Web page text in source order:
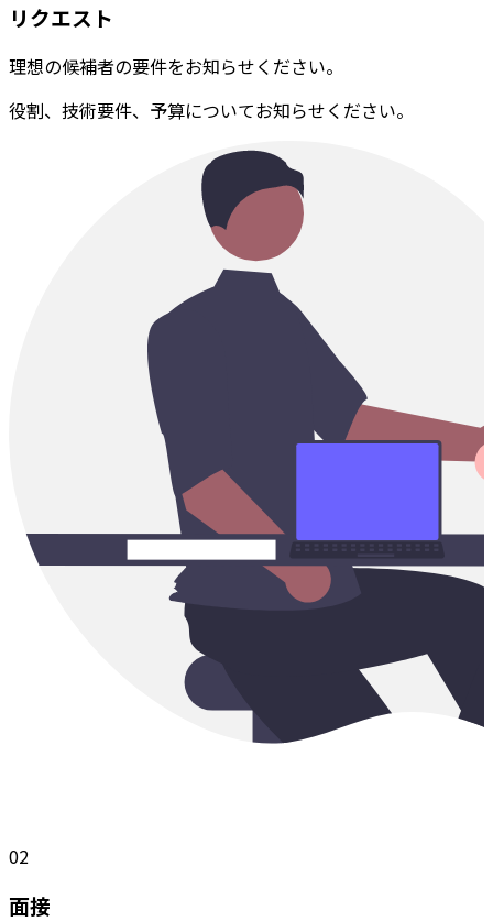
リクエスト
理想の候補者の要件をお知らせください。
役割、技術要件、予算についてお知らせください。
02
面接